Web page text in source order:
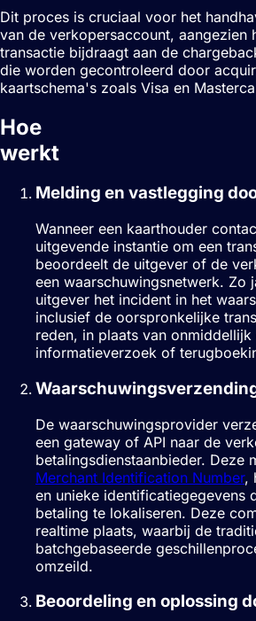
Dit proces is cruciaal voor het
van de verkopersaccount, aangezien
transactie bijdraagt aan de
die worden gecontroleerd door
kaartschema's zoals Visa en
Hoe
werkt
Melding en vastlegging
Wanneer een kaarthouder
uitgevende instantie om een
beoordeelt de uitgever of de
een waarschuwingsnetwerk. Zo
uitgever het incident in het
inclusief de oorspronkelijke
reden, in plaats van onmiddellijk
informatieverzoek of
De waarschuwingsprovider
een gateway of API naar de
betalingsdienstaanbieder. Deze
Merchant Identification Number,
en unieke identificatiegegevens
betaling te lokaliseren. Deze
realtime plaats, waarbij de
batchgebaseerde
omzeild.
Beoordeling en oplossing